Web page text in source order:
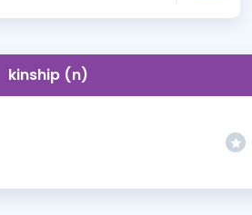
İngilizce Gramer
kinship (n)